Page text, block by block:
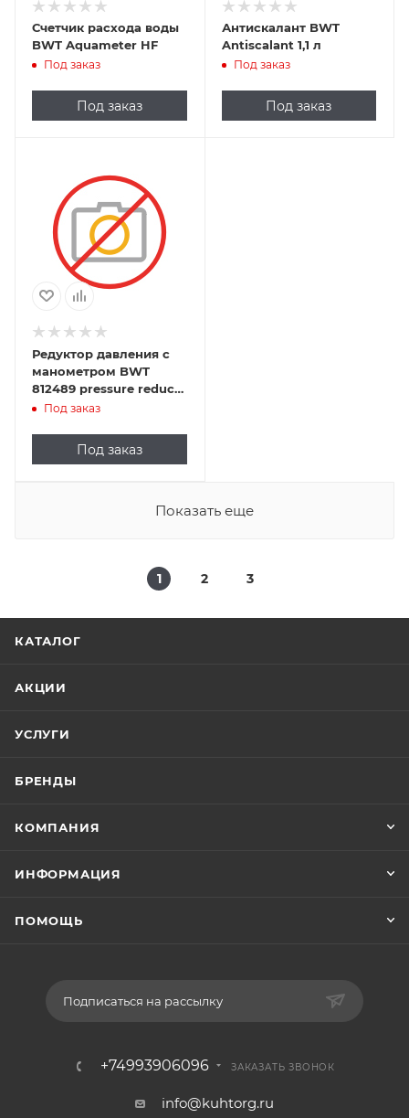
Счетчик расхода воды
BWT Aquameter HF
Под заказ
Под заказ
Антискалант BWT
Antiscalant 1,1 л
Под заказ
Под заказ
Редуктор давления с
манометром BWT
812489 pressure reducer
FM 3/8“ x M 3/8“
Под заказ
Под заказ
Показать еще
1 2 3
КАТАЛОГ
АКЦИИ
УСЛУГИ
БРЕНДЫ
КОМПАНИЯ
ИНФОРМАЦИЯ
ПОМОЩЬ
Подписаться на рассылку
+74993906096 ЗАКАЗАТЬ ЗВОНОК
info@kuhtorg.ru